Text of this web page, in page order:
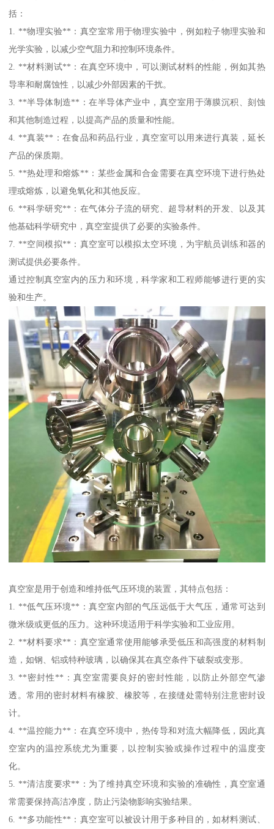
括：
1. **物理实验**：真空室常用于物理实验中，例如粒子物理实验和
光学实验，以减少空气阻力和控制环境条件。
2. **材料测试**：在真空环境中，可以测试材料的性能，例如其热
导率和耐腐蚀性，以减少外部因素的干扰。
3. **半导体制造**：在半导体产业中，真空室用于薄膜沉积、刻蚀
和其他制造过程，以提高产品的质量和性能。
4. **真装**：在食品和药品行业，真空室可以用来进行真装，延长
产品的保质期。
5. **热处理和熔炼**：某些金属和合金需要在真空环境下进行热处
理或熔炼，以避免氧化和其他反应。
6. **科学研究**：在气体分子流的研究、超导材料的开发、以及其
他基础科学研究中，真空室提供了必要的实验条件。
7. **空间模拟**：真空室可以模拟太空环境，为宇航员训练和器的
测试提供必要条件。
通过控制真空室内的压力和环境，科学家和工程师能够进行更的实
验和生产。
真空室是用于创造和维持低气压环境的装置，其特点包括：
1. **低气压环境**：真空室内部的气压远低于大气压，通常可达到
微米级或更低的压力。这种环境适用于科学实验和工业应用。
2. **材料要求**：真空室通常使用能够承受低压和高强度的材料制
造，如钢、铝或特种玻璃，以确保其在真空条件下破裂或变形。
3. **密封性**：真空室需要良好的密封性能，以防止外部空气渗
透。常用的密封材料有橡胶、橡胶等，在接缝处需特别注意密封设
计。
4. **温控能力**：在真空环境中，热传导和对流大幅降低，因此真
空室内的温控系统尤为重要，以控制实验或操作过程中的温度变
化。
5. **清洁度要求**：为了维持真空环境和实验的准确性，真空室通
常需要保持高洁净度，防止污染物影响实验结果。
6. **多功能性**：真空室可以被设计用于多种目的，如材料测试、